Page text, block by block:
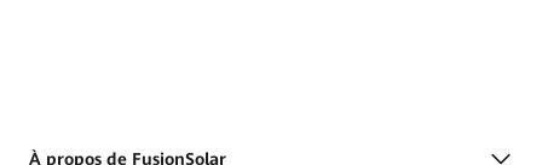
À propos de FusionSolar